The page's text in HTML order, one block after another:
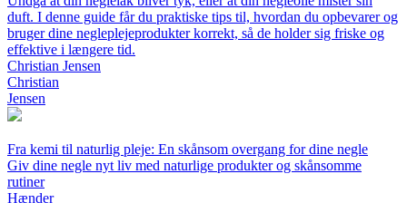
duft. I denne guide får du praktiske tips til, hvordan du opbevarer og
bruger dine negleplejeprodukter korrekt, så de holder sig friske og
effektive i længere tid.
Christian Jensen
Christian
Jensen
Fra kemi til naturlig pleje: En skånsom overgang for dine negle
Giv dine negle nyt liv med naturlige produkter og skånsomme
rutiner
Hænder